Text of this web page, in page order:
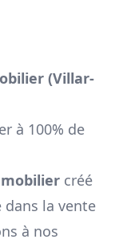
(Villar-
à 100% de
créé
dans la vente
à nos